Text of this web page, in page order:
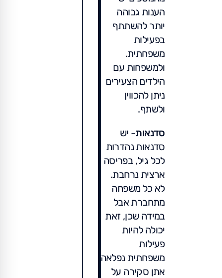
הענות גבוהה
יותר להשתתף
בפעילות
משפחתית.
ולמשפחות עם
הילדים הצעירים
ניתן להכווין
ולשתף.
סדנאות- יש
סדנאות נהדרות
לכל גיל, בפריסה
ארצית נרחבת.
לא כל משפחה
מתחברת אבל
במידה שכן, זאת
יכולה להיות
פעילות
משפחתית נפלאה
אתן סקירה על